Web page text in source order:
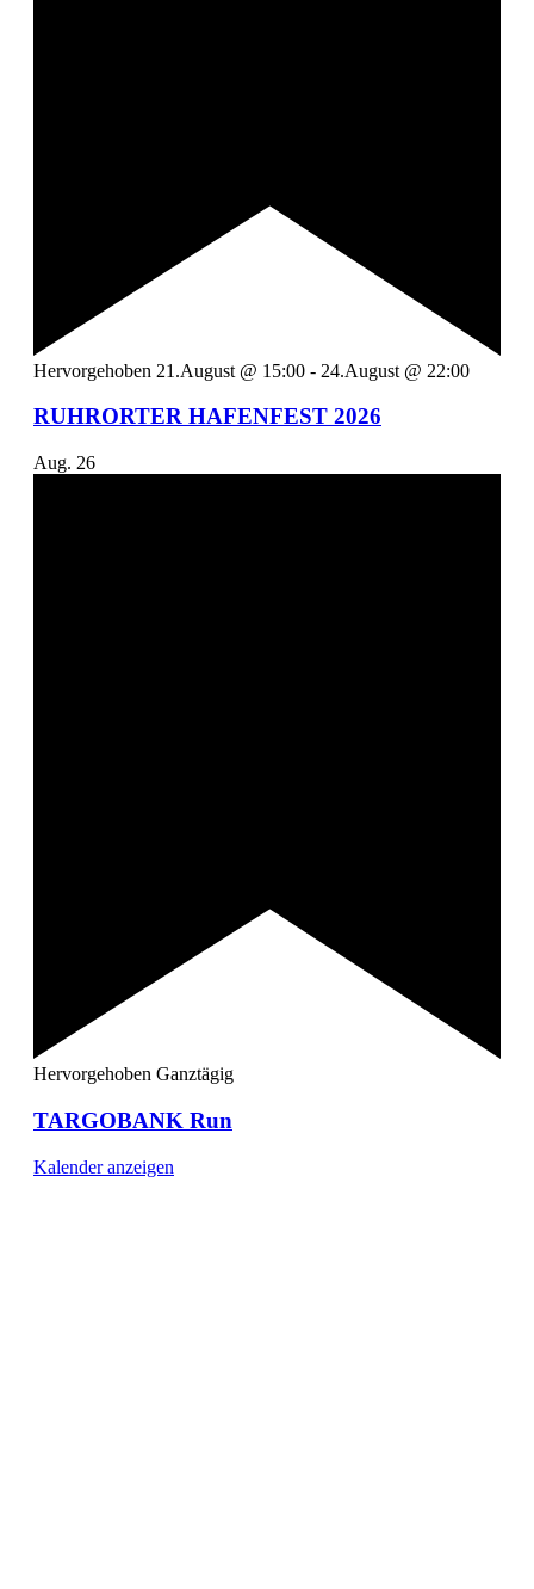
Hervorgehoben 21.August @ 15:00 - 24.August @ 22:00
RUHRORTER HAFENFEST 2026
Aug. 26
Hervorgehoben Ganztägig
TARGOBANK Run
Kalender anzeigen